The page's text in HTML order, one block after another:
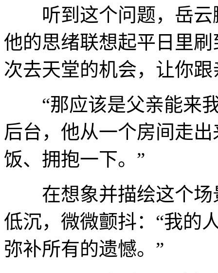
听到这个问题，岳云
他的思绪联想起平日里
次去天堂的机会，让你
“那应该是父亲能来我
后台，他从一个房间走
饭、拥抱一下。”
在想象并描绘这个场
低沉，微微颤抖：“我的
弥补所有的遗憾。”